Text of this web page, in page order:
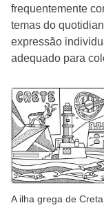
frequentemente
temas do
expressão
adequado para
A ilha grega de Creta